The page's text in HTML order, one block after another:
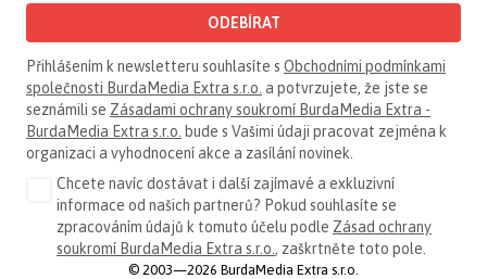
ODEBÍRAT
Přihlášením k newsletteru souhlasíte s Obchodními podmínkami
společnosti BurdaMedia Extra s.r.o. a potvrzujete, že jste se
seznámili se Zásadami ochrany soukromí BurdaMedia Extra -
BurdaMedia Extra s.r.o. bude s Vašimi údaji pracovat zejména k
organizaci a vyhodnocení akce a zasílání novinek.
Chcete navíc dostávat i další zajímavé a exkluzivní
informace od našich partnerů? Pokud souhlasíte se
zpracováním údajů k tomuto účelu podle Zásad ochrany
soukromí BurdaMedia Extra s.r.o. , zaškrtněte toto pole.
© 2003—2026 BurdaMedia Extra s.r.o.